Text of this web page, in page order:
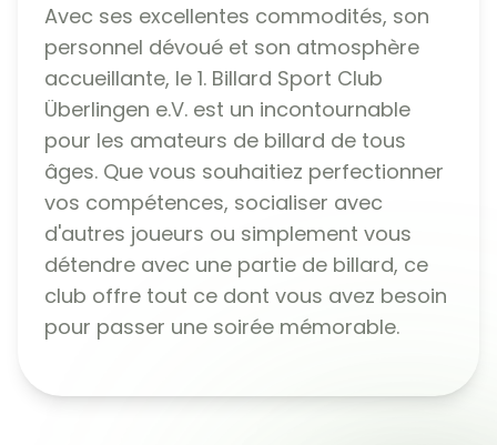
Avec ses excellentes commodités, son
personnel dévoué et son atmosphère
accueillante, le 1. Billard Sport Club
Überlingen e.V. est un incontournable
pour les amateurs de billard de tous
âges. Que vous souhaitiez perfectionner
vos compétences, socialiser avec
d'autres joueurs ou simplement vous
détendre avec une partie de billard, ce
club offre tout ce dont vous avez besoin
pour passer une soirée mémorable.